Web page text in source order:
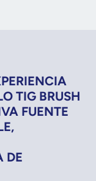
TIG BRUSH
FUENTE
DE